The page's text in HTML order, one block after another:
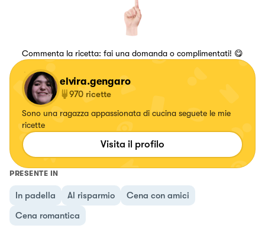
Commenta la ricetta: fai una domanda o complimentati! 😋
elvira.gengaro
970 ricette
Sono una ragazza appassionata di cucina seguete le mie
ricette
Visita il profilo
PRESENTE IN
In padella Al risparmio
Cena con amici
Cena romantica